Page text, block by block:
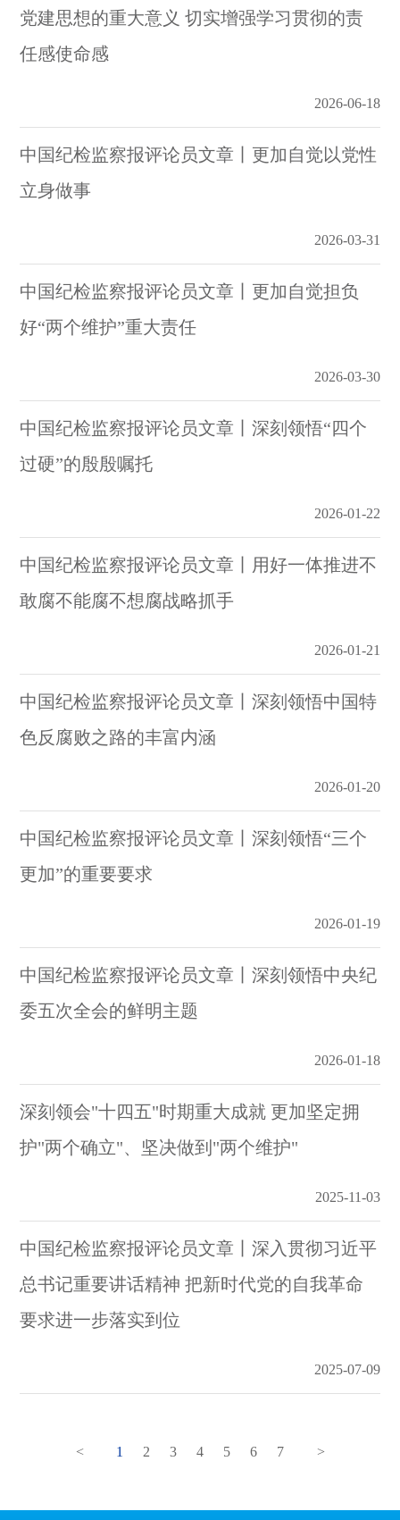
党建思想的重大意义 切实增强学习贯彻的责
任感使命感
2026-06-18
中国纪检监察报评论员文章丨更加自觉以党性
立身做事
2026-03-31
中国纪检监察报评论员文章丨更加自觉担负
好“两个维护”重大责任
2026-03-30
中国纪检监察报评论员文章丨深刻领悟“四个
过硬”的殷殷嘱托
2026-01-22
中国纪检监察报评论员文章丨用好一体推进不
敢腐不能腐不想腐战略抓手
2026-01-21
中国纪检监察报评论员文章丨深刻领悟中国特
色反腐败之路的丰富内涵
2026-01-20
中国纪检监察报评论员文章丨深刻领悟“三个
更加”的重要要求
2026-01-19
中国纪检监察报评论员文章丨深刻领悟中央纪
委五次全会的鲜明主题
2026-01-18
深刻领会"十四五"时期重大成就 更加坚定拥
护"两个确立"、坚决做到"两个维护"
2025-11-03
中国纪检监察报评论员文章丨深入贯彻习近平
总书记重要讲话精神 把新时代党的自我革命
要求进一步落实到位
2025-07-09
< 1 2 3 4 5 6 7 >